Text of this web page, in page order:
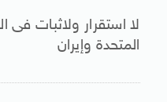
لا استقرار ولاثبات فى
المتحدة وإيران